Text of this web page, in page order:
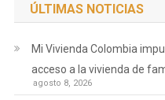
ÚLTIMAS NOTICIAS
Mi Vivienda Colombia
acceso a la vivienda de
agosto 8, 2026